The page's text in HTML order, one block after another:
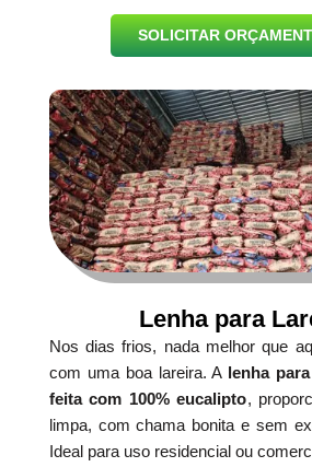
SOLICITAR
Lenha para
Nos dias frios, nada melhor que
com uma boa lareira. A lenha
feita com 100% eucalipto,
limpa, com chama bonita e sem
Ideal para uso residencial ou